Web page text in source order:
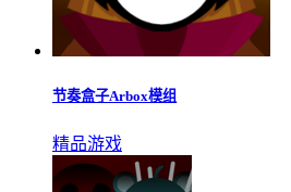
节奏盒子Arbox模组
精品游戏